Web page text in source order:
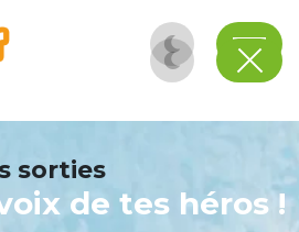
sorties
de tes héros !
cookies